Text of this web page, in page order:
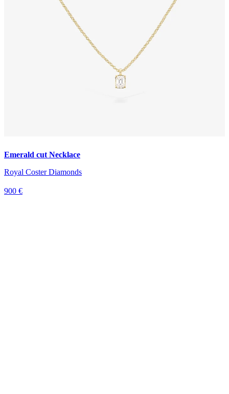
Emerald cut Necklace
Royal Coster Diamonds
900 €